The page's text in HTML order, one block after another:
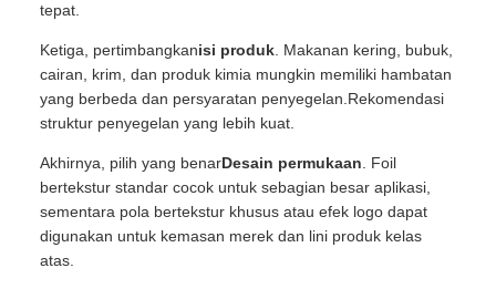
tepat.
Ketiga, pertimbangkanisi produk. Makanan kering, bubuk,
cairan, krim, dan produk kimia mungkin memiliki hambatan
yang berbeda dan persyaratan penyegelan.Rekomendasi
struktur penyegelan yang lebih kuat.
Akhirnya, pilih yang benarDesain permukaan. Foil
bertekstur standar cocok untuk sebagian besar aplikasi,
sementara pola bertekstur khusus atau efek logo dapat
digunakan untuk kemasan merek dan lini produk kelas
atas.